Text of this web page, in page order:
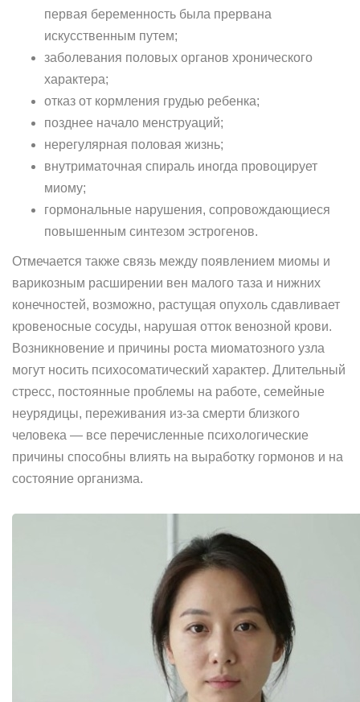
первая беременность была прервана
искусственным путем;
заболевания половых органов хронического
характера;
отказ от кормления грудью ребенка;
позднее начало менструаций;
нерегулярная половая жизнь;
внутриматочная спираль иногда провоцирует
миому;
гормональные нарушения, сопровождающиеся
повышенным синтезом эстрогенов.
Отмечается также связь между появлением миомы и
варикозным расширении вен малого таза и нижних
конечностей, возможно, растущая опухоль сдавливает
кровеносные сосуды, нарушая отток венозной крови.
Возникновение и причины роста миоматозного узла
могут носить психосоматический характер. Длительный
стресс, постоянные проблемы на работе, семейные
неурядицы, переживания из-за смерти близкого
человека — все перечисленные психологические
причины способны влиять на выработку гормонов и на
состояние организма.